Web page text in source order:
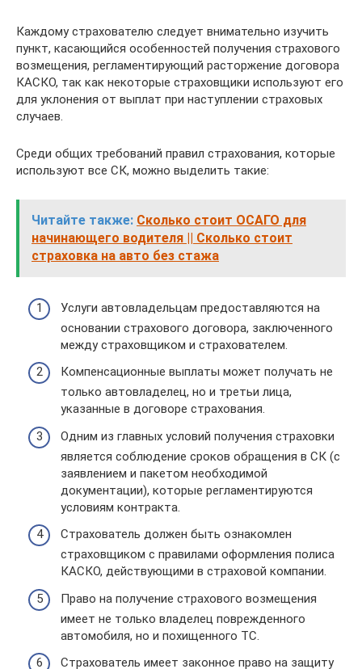
Каждому страхователю следует внимательно изучить
пункт, касающийся особенностей получения страхового
возмещения, регламентирующий расторжение договора
КАСКО, так как некоторые страховщики используют его
для уклонения от выплат при наступлении страховых
случаев.
Среди общих требований правил страхования, которые
используют все СК, можно выделить такие:
Читайте также: Сколько стоит ОСАГО для
начинающего водителя || Сколько стоит
страховка на авто без стажа
Услуги автовладельцам предоставляются на
основании страхового договора, заключенного
между страховщиком и страхователем.
Компенсационные выплаты может получать не
только автовладелец, но и третьи лица,
указанные в договоре страхования.
Одним из главных условий получения страховки
является соблюдение сроков обращения в СК (с
заявлением и пакетом необходимой
документации), которые регламентируются
условиям контракта.
Страхователь должен быть ознакомлен
страховщиком с правилами оформления полиса
КАСКО, действующими в страховой компании.
Право на получение страхового возмещения
имеет не только владелец поврежденного
автомобиля, но и похищенного ТС.
Страхователь имеет законное право на защиту